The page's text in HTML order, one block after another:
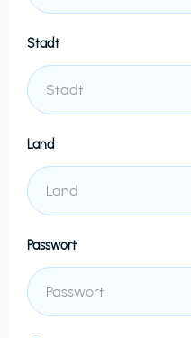
Stadt
Land
Passwort